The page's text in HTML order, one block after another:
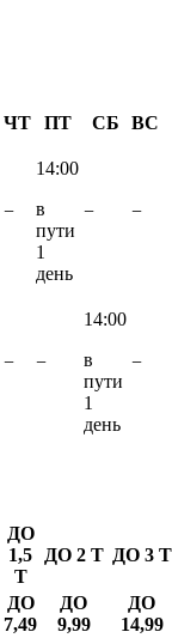
ЧТ ПТ СБ ВС
−
14:00
в
пути
1
день
− −
− −
14:00
в
пути
1
день
−
ДО
1,5
Т
ДО 2 Т ДО 3 Т
ДО
7,49
ДО
9,99
ДО
14,99